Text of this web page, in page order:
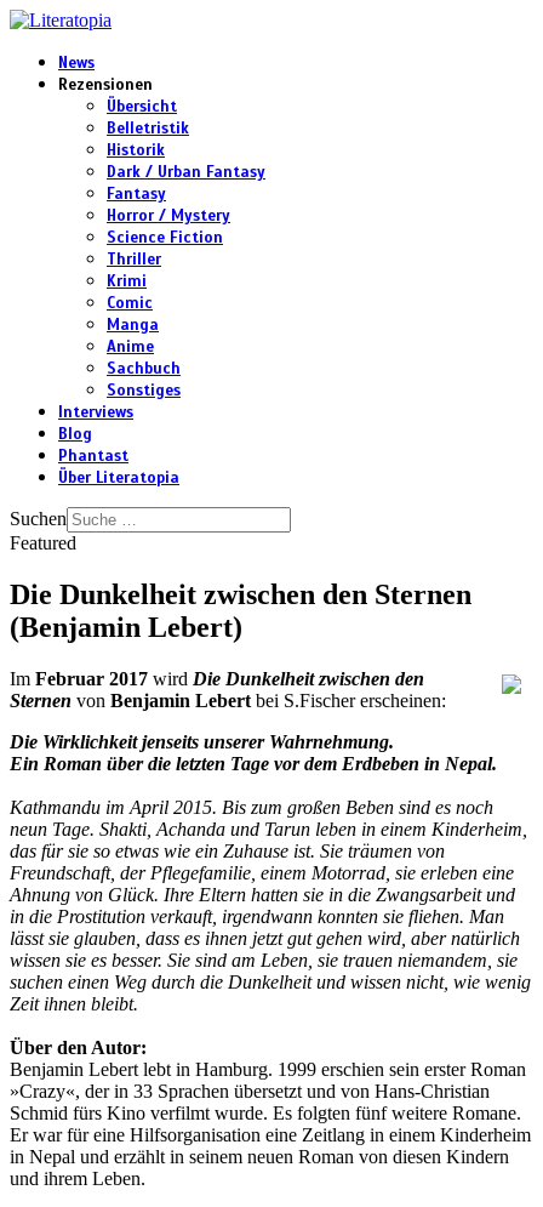
News
Rezensionen
Übersicht
Belletristik
Historik
Dark / Urban Fantasy
Fantasy
Horror / Mystery
Science Fiction
Thriller
Krimi
Comic
Manga
Anime
Sachbuch
Sonstiges
Interviews
Blog
Phantast
Über Literatopia
Suchen
Featured
Die Dunkelheit zwischen den Sternen
(Benjamin Lebert)
Im Februar 2017 wird Die Dunkelheit zwischen den
Sternen von Benjamin Lebert bei S.Fischer erscheinen:
Die Wirklichkeit jenseits unserer Wahrnehmung.
Ein Roman über die letzten Tage vor dem Erdbeben in Nepal.
Kathmandu im April 2015. Bis zum großen Beben sind es noch
neun Tage. Shakti, Achanda und Tarun leben in einem Kinderheim,
das für sie so etwas wie ein Zuhause ist. Sie träumen von
Freundschaft, der Pflegefamilie, einem Motorrad, sie erleben eine
Ahnung von Glück. Ihre Eltern hatten sie in die Zwangsarbeit und
in die Prostitution verkauft, irgendwann konnten sie fliehen. Man
lässt sie glauben, dass es ihnen jetzt gut gehen wird, aber natürlich
wissen sie es besser. Sie sind am Leben, sie trauen niemandem, sie
suchen einen Weg durch die Dunkelheit und wissen nicht, wie wenig
Zeit ihnen bleibt.
Über den Autor:
Benjamin Lebert lebt in Hamburg. 1999 erschien sein erster Roman
»Crazy«, der in 33 Sprachen übersetzt und von Hans-Christian
Schmid fürs Kino verfilmt wurde. Es folgten fünf weitere Romane.
Er war für eine Hilfsorganisation eine Zeitlang in einem Kinderheim
in Nepal und erzählt in seinem neuen Roman von diesen Kindern
und ihrem Leben.